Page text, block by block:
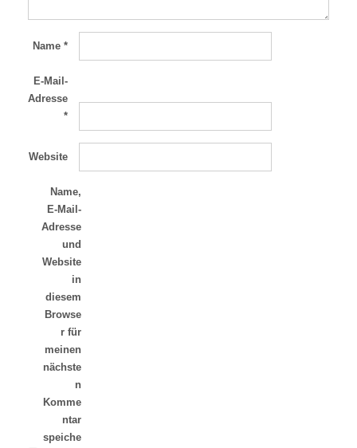
Name *
E-Mail-
Adresse
*
Website
Name,
E-Mail-
Adresse
und
Website
in
diesem
Browse
r für
meinen
nächste
n
Komme
ntar
speiche